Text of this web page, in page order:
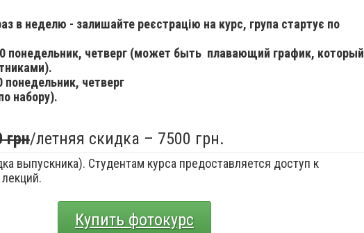
в неделю - залишайте реєстрацію на курс, група стартує по
понедельник, четверг (может быть плавающий график, который
понедельник, четверг
набору).
грн/летняя скидка – 7500 грн.
выпускника). Студентам курса предоставляется доступ к
Купить фотокурс